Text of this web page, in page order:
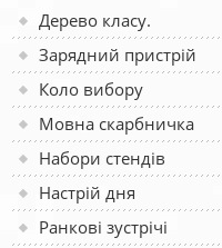
Дерево класу.
Зарядний пристрій
Коло вибору
Мовна скарбничка
Набори стендів
Настрій дня
Ранкові зустрічі